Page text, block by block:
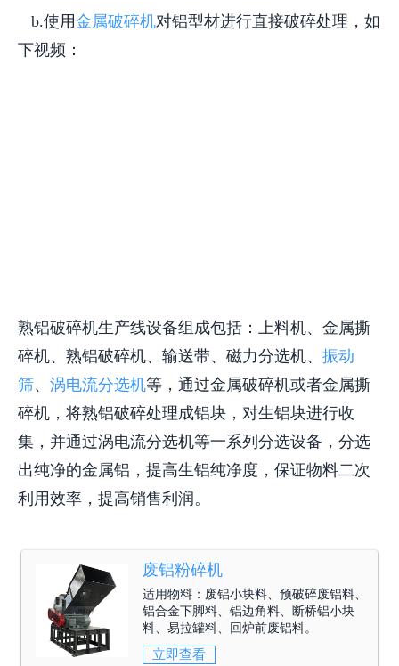
b.使用金属破碎机对铝型材进行直接破碎处理，如
下视频：
熟铝破碎机生产线设备组成包括：上料机、金属撕
碎机、熟铝破碎机、输送带、磁力分选机、 振动
筛、 涡电流分选机等，通过金属破碎机或者金属撕
碎机，将熟铝破碎处理成铝块，对生铝块进行收
集，并通过涡电流分选机等一系列分选设备，分选
出纯净的金属铝，提高生铝纯净度，保证物料二次
利用效率，提高销售利润。
废铝粉碎机
适用物料： 废铝小块料、预破碎废铝料、
铝合金下脚料、铝边角料、断桥铝小块
料、易拉罐料、回炉前废铝料。
立即查看